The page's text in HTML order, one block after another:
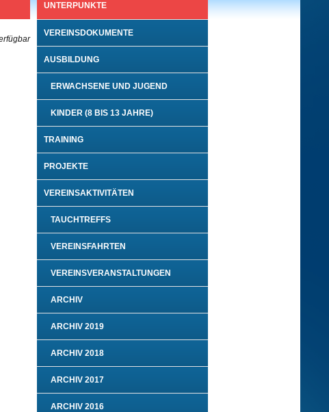
UNTERPUNKTE
VEREINSDOKUMENTE
AUSBILDUNG
ERWACHSENE UND JUGEND
KINDER (8 BIS 13 JAHRE)
TRAINING
PROJEKTE
VEREINSAKTIVITÄTEN
TAUCHTREFFS
VEREINSFAHRTEN
VEREINSVERANSTALTUNGEN
ARCHIV
ARCHIV 2019
ARCHIV 2018
ARCHIV 2017
ARCHIV 2016